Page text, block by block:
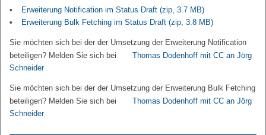
Erweiterung Notification im Status Draft (zip, 3.7 MB)
Erweiterung Bulk Fetching im Status Draft (zip, 3.8 MB)
Sie möchten sich bei der der Umsetzung der Erweiterung Notification
beteiligen? Melden Sie sich bei
Thomas Dodenhoff mit CC an Jörg
Schneider
Sie möchten sich bei der der Umsetzung der Erweiterung Bulk Fetching
beteiligen? Melden Sie sich bei
Thomas Dodenhoff mit CC an Jörg
Schneider